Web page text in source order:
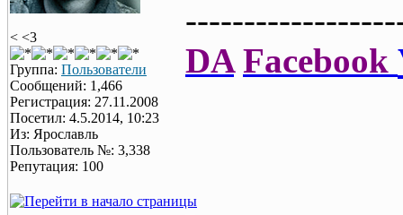
< <3
Группа: Пользователи
Сообщений: 1,466
Регистрация: 27.11.2008
Посетил: 4.5.2014, 10:23
Из: Ярославль
Пользователь №: 3,338
Репутация: 100
DA Facebook